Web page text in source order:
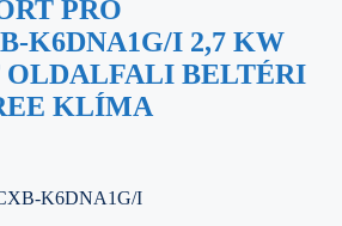
PRO
K6DNA1G/I 2,7 KW
BELTÉRI
KLÍMA
K6DNA1G/I